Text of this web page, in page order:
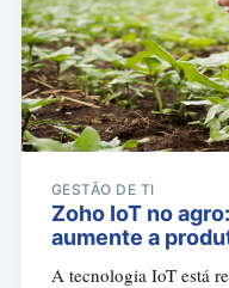
GESTÃO DE TI
Zoho IoT no
aumente a
A tecnologia IoT está